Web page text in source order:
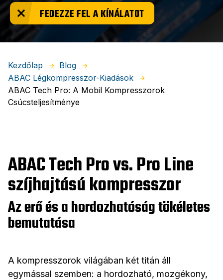
FEDEZZE FEL A KÍNÁLATOT
Kezdőlap
Blog
ABAC Légkompresszor-Kiadások
ABAC Tech Pro: A Mobil Kompresszorok
Csúcsteljesítménye
ABAC Tech Pro vs. Pro Line
szíjhajtású kompresszor
Az erő és a hordozhatóság tökéletes
bemutatása
A kompresszorok világában két titán áll
egymással szemben: a hordozható, mozgékony,